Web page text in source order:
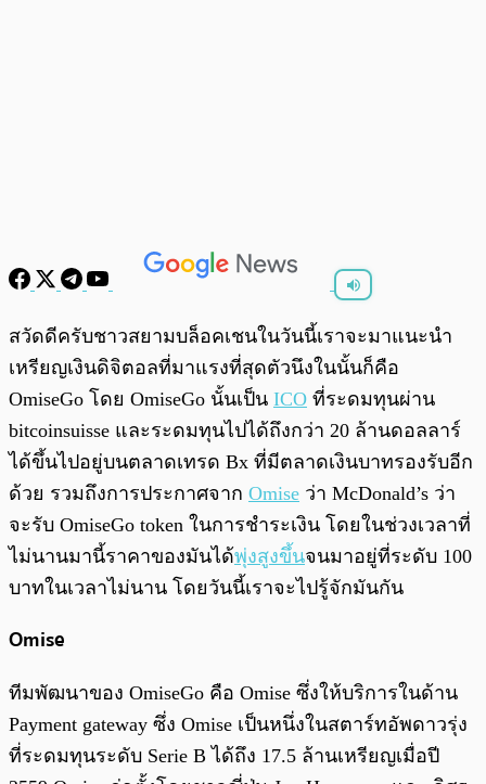
พร้อมเล่น 0:00
สวัดดีครับชาวสยามบล็อคเชนในวันนี้เราจะมาแนะนำ
เหรียญเงินดิจิตอลที่มาแรงที่สุดตัวนึงในนั้นก็คือ
OmiseGo โดย OmiseGo นั้นเป็น ICO ที่ระดมทุนผ่าน
bitcoinsuisse และระดมทุนไปได้ถึงกว่า 20 ล้านดอลลาร์
ได้ขึ้นไปอยู่บนตลาดเทรด Bx ที่มีตลาดเงินบาทรองรับอีก
ด้วย รวมถึงการประกาศจาก Omise ว่า McDonald’s ว่า
จะรับ OmiseGo token ในการชำระเงิน โดยในช่วงเวลาที่
ไม่นานมานี้ราคาของมันได้พุ่งสูงขึ้นจนมาอยู่ที่ระดับ 100
บาทในเวลาไม่นาน โดยวันนี้เราจะไปรู้จักมันกัน
Omise
ทีมพัฒนาของ OmiseGo คือ Omise ซึ่งให้บริการในด้าน
Payment gateway ซึ่ง Omise เป็นหนึ่งในสตาร์ทอัพดาวรุ่ง
ที่ระดมทุนระดับ Serie B ได้ถึง 17.5 ล้านเหรียญเมื่อปี